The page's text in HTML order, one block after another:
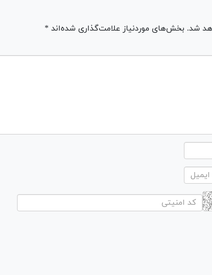
شد. بخش‌های موردنیاز علامت‌گذاری شده‌اند *